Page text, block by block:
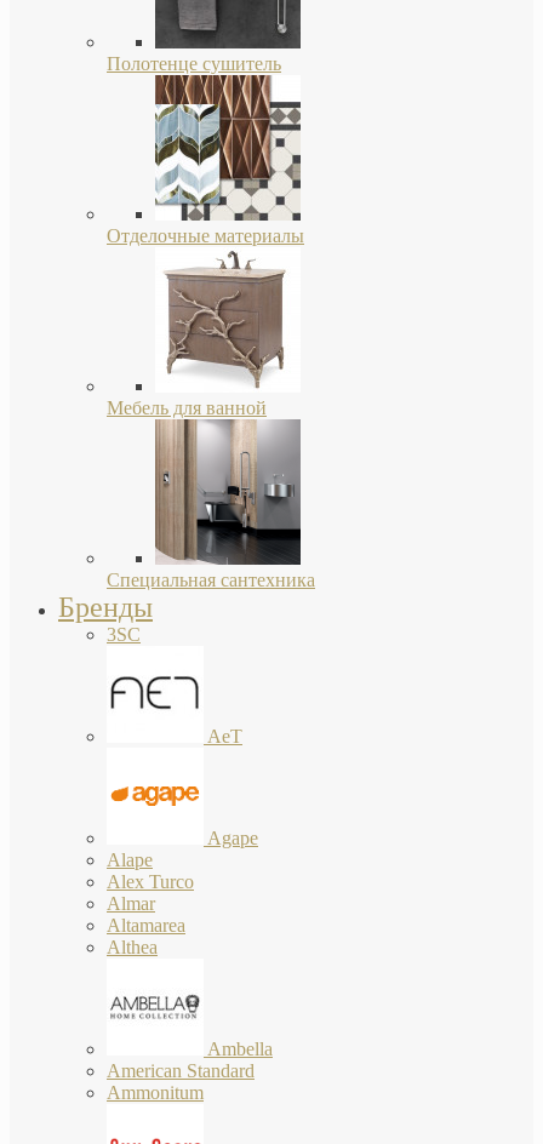
Полотенце сушитель
Отделочные материалы
Мебель для ванной
Специальная сантехника
Бренды
3SC
AeT
Agape
Alape
Alex Turco
Almar
Altamarea
Althea
Ambella
American Standard
Ammonitum